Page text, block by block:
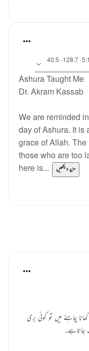
آیت 92:10، 24:5، 61:2، 62:26-63، 19:3، 5:14، 128:7، 40:5
Ashura Taught Me
Dr. Akram Kassab
We are reminded
day of Ashura. It is
grace of Allah.
those who are too
here is...
مزید دیکھیں
چاہنے میں تو کوئی بری
جاتاہے۔